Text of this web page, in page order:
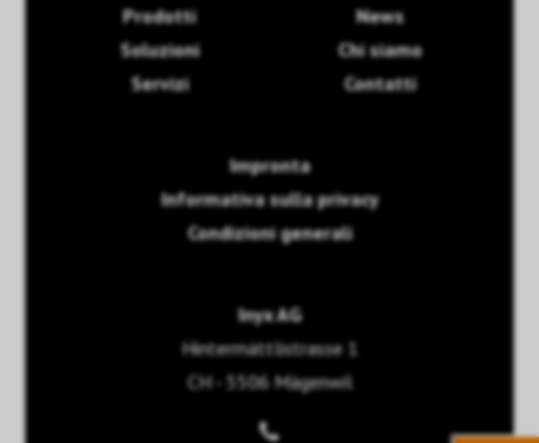
Prodotti
Soluzioni
Servizi
News
Chi siamo
Contatti
Impronta
Informativa sulla privacy
Condizioni generali
Inyx AG
Hintermättlistrasse 1
CH - 5506 Mägenwil